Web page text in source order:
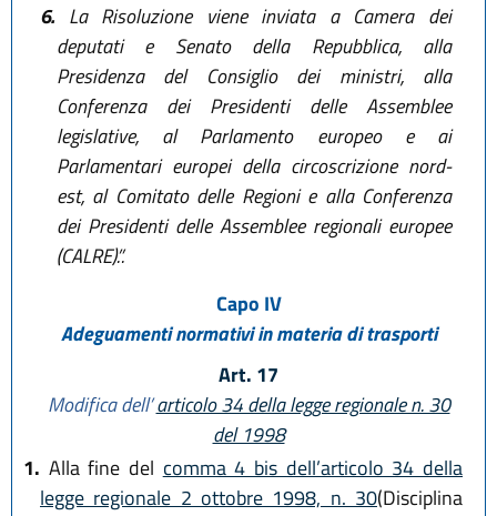
6.La Risoluzione viene inviata a Camera dei
deputati e Senato della Repubblica, alla
Presidenza del Consiglio dei ministri, alla
Conferenza dei Presidenti delle Assemblee
legislative, al Parlamento europeo e ai
Parlamentari europei della circoscrizione nord-
est, al Comitato delle Regioni e alla Conferenza
dei Presidenti delle Assemblee regionali europee
(CALRE).”.
Capo IV
Adeguamenti normativi in materia di trasporti
Art. 17
Modifica dell’articolo 34 della legge regionale n. 30
del 1998
1. Alla fine del comma 4 bis dell’articolo 34 della
legge regionale 2 ottobre 1998, n. 30(Disciplina